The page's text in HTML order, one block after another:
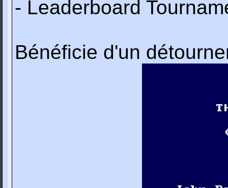
- Leaderboard
Bénéficie d'un